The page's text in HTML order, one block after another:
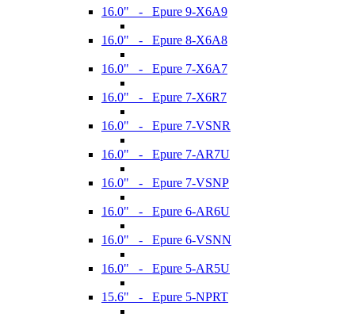
16.0" - Epure 9-X6A9
16.0" - Epure 8-X6A8
16.0" - Epure 7-X6A7
16.0" - Epure 7-X6R7
16.0" - Epure 7-VSNR
16.0" - Epure 7-AR7U
16.0" - Epure 7-VSNP
16.0" - Epure 6-AR6U
16.0" - Epure 6-VSNN
16.0" - Epure 5-AR5U
15.6" - Epure 5-NPRT